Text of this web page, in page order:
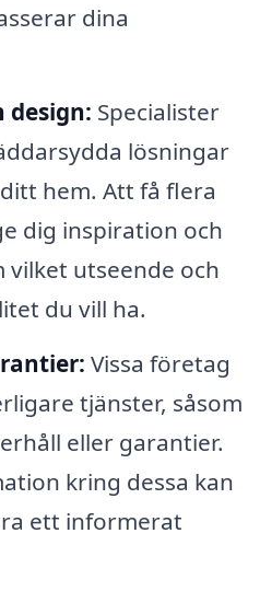
dina
design: Specialister
lösningar
hem. Att få flera
dig inspiration och
vilket utseende och
du vill ha.
Vissa företag
tjänster, såsom
eller garantier.
kring dessa kan
ett informerat